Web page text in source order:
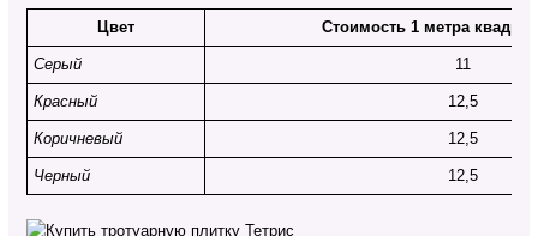
Цвет Стоимость 1 метра
Серый 11
Красный 12,5
Коричневый 12,5
Черный 12,5